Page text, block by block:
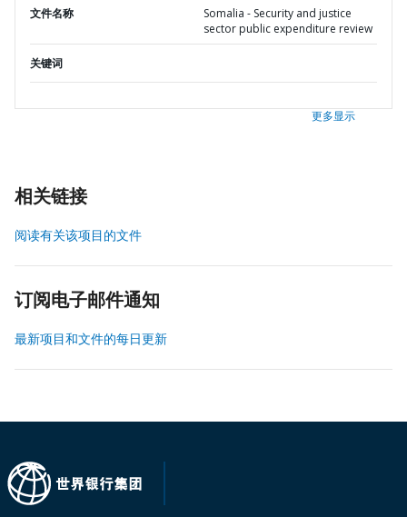
文件名称
Somalia - Security and justice
sector public expenditure review
关键词
更多显示
相关链接
阅读有关该项目的文件
订阅电子邮件通知
最新项目和文件的每日更新